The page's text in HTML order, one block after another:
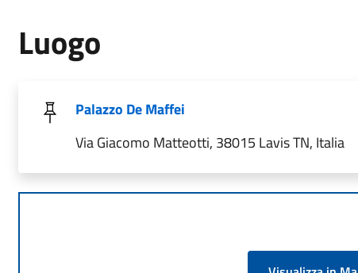
Luogo
Palazzo De Maffei
Via Giacomo Matteotti, 38015 Lavis TN, Italia